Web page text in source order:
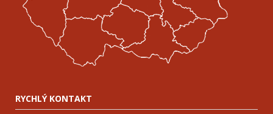
RYCHLÝ KONTAKT